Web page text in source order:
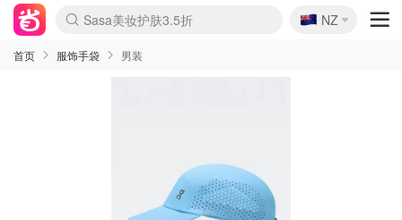
lululemon折扣上新
Sasa美妆护肤3.5折
SSENSE年中2.5折
FreshBeauty好价汇总
Cettire降价+叠9折
WWS Coles超市实拍
viagogo二手票捡漏
Myer超级周末
The Outnet奢牌1折起
David Jones 3折起
Flannels大牌1折
Perfumes Club护肤1折
AMIRO面罩$251
Amazon折扣汇总
eToro入金$200送$50
Amazon数码好物
ICONIC本周7.5折
ThedoubleF高奢地板价
Moose Knuckles 6折
丝芙兰5折起
EUFY摄像头$98
Selenichast首饰2折
Trip机票酒店促销
YSL送5件彩妆礼
Amazon家居好物
Amazon美妆护肤
雅漾大喷$8
过敏原检测盒$33
伊索独家赠50ml沐浴露
科颜氏高保湿面霜$29
SEALIFE海洋馆门票6折
丝塔芙大白罐$16
订阅Newsletter送香薰
Cult Beauty 6.8折
Harrods圣诞日历$525
LN-CC奢牌私促3折
d'Alba空姐喷雾$16
EVE LOM套装£56
Bernardelli独家4折
Adore Beauty 6折起
CT圣诞日历
Mytheresa奢品2.7折
Luxury Escapes 9折
Currentbody美容仪$881
MOON Garden Live
Roborock扫地机$649
Tingo Life水杯$24
Valentino官网5折
CR洗护套装$23
修丽可4件套$159
Myer彩妆2件7折
GANNI官网4.5折
Stylevana韩妆4折
Tessabit高奢8.5折
OGX洗发水$11
Amazon阿德莱德次日达
卡诗8.5折+赠礼
Philips Hue灯具8折
🇳🇿
NZ
首页 服饰手袋 男装